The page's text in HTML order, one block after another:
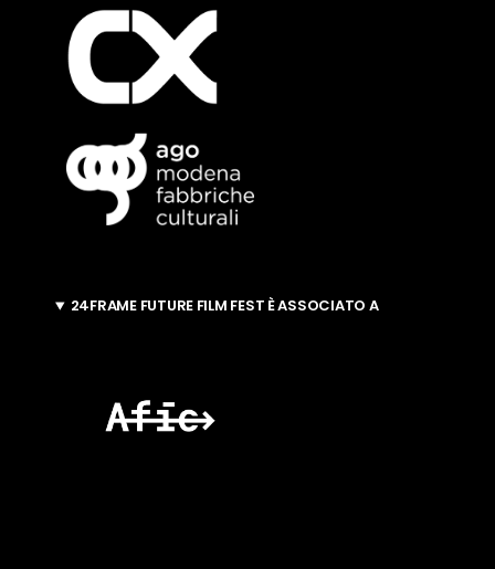
24FRAME FUTURE FILM FEST È ASSOCIATO A